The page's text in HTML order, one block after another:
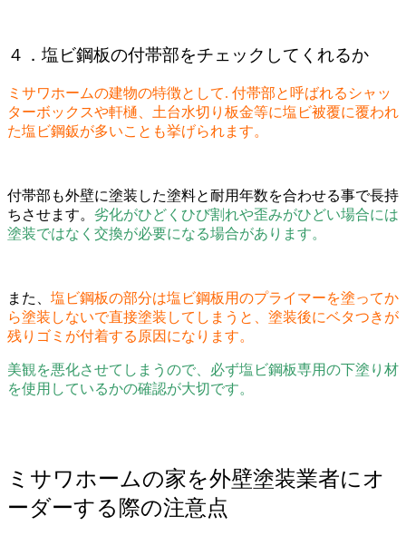
４．塩ビ鋼板の付帯部をチェックしてくれるか
ミサワホームの建物の特徴として. 付帯部と呼ばれるシャッ
ターボックスや軒樋、土台水切り板金等に塩ビ被覆に覆われ
た塩ビ鋼鈑が多いことも挙げられます。
付帯部も外壁に塗装した塗料と耐用年数を合わせる事で長持
ちさせます。 劣化がひどくひび割れや歪みがひどい場合には
塗装ではなく交換が必要になる場合があります。
また、 塩ビ鋼板の部分は塩ビ鋼板用のプライマーを塗ってか
ら塗装しないで直接塗装してしまうと、塗装後にベタつきが
残りゴミが付着する原因になります。
美観を悪化させてしまうので、必ず塩ビ鋼板専用の下塗り材
を使用しているかの確認が大切です。
ミサワホームの家を外壁塗装業者にオ
ーダーする際の注意点